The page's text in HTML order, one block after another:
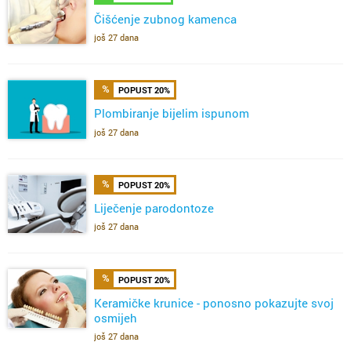
Čišćenje zubnog kamenca
još 27 dana
POPUST 20%
Plombiranje bijelim ispunom
još 27 dana
POPUST 20%
Liječenje parodontoze
još 27 dana
POPUST 20%
Keramičke krunice - ponosno pokazujte svoj
osmijeh
još 27 dana